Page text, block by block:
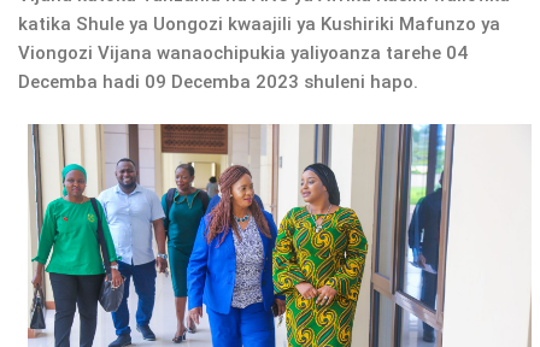
katika Shule ya Uongozi kwaajili ya Kushiriki Mafunzo ya
Viongozi Vijana wanaochipukia yaliyoanza tarehe 04
Decemba hadi 09 Decemba 2023 shuleni hapo.